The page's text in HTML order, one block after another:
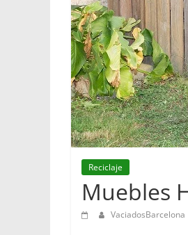
Reciclaje
Muebles
VaciadosBarcelona